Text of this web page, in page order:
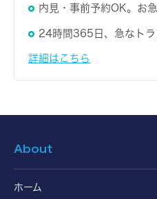
605
内見・事前予約OK。お
24時間365日、急なトラ
詳細はこちら
About
ホーム